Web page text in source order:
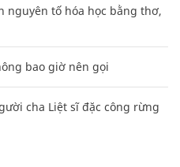
nguyên tố hóa học bằng thơ,
bao giờ nên gọi
cha Liệt sĩ đặc công rừng